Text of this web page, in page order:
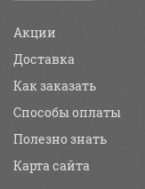
Акции
Доставка
Как заказать
Способы оплаты
Полезно знать
Карта сайта